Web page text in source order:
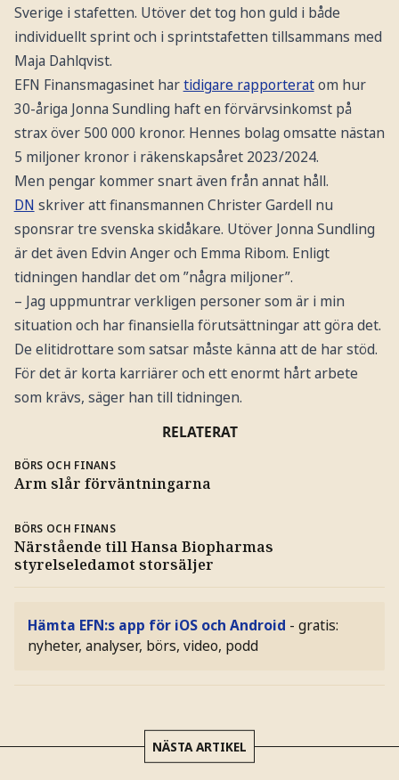
Sverige i stafetten. Utöver det tog hon guld i både
individuellt sprint och i sprintstafetten tillsammans med
Maja Dahlqvist.
EFN Finansmagasinet hartidigare rapporteratom hur
30-åriga Jonna Sundling haft en förvärvsinkomst på
strax över 500 000 kronor. Hennes bolag omsatte nästan
5 miljoner kronor i räkenskapsåret 2023/2024.
Men pengar kommer snart även från annat håll.
DN skriver att finansmannen Christer Gardell nu
sponsrar tre svenska skidåkare. Utöver Jonna Sundling
är det även Edvin Anger och Emma Ribom. Enligt
tidningen handlar det om ”några miljoner”.
– Jag uppmuntrar verkligen personer som är i min
situation och har finansiella förutsättningar att göra det.
De elitidrottare som satsar måste känna att de har stöd.
För det är korta karriärer och ett enormt hårt arbete
som krävs, säger han till tidningen.
RELATERAT
BÖRS OCH FINANS
Arm slår förväntningarna
BÖRS OCH FINANS
Närstående till Hansa Biopharmas
styrelseledamot storsäljer
Hämta EFN:s app för iOS och Android - gratis:
nyheter, analyser, börs, video, podd
NÄSTA ARTIKEL